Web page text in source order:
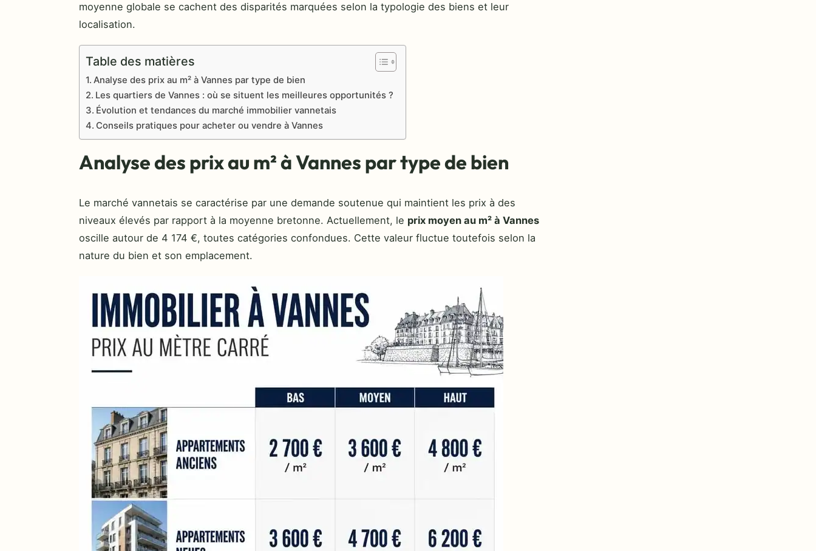
moyenne globale se cachent des disparités marquées selon la typologie des biens et leur
localisation.
Table des matières
Analyse des prix au m² à Vannes par type de bien
Les quartiers de Vannes : où se situent les meilleures opportunités ?
Évolution et tendances du marché immobilier vannetais
Conseils pratiques pour acheter ou vendre à Vannes
Analyse des prix au m² à Vannes par type de bien
Le marché vannetais se caractérise par une demande soutenue qui maintient les prix à des
niveaux élevés par rapport à la moyenne bretonne. Actuellement, le prix moyen au m² à Vannes
oscille autour de 4 174 €, toutes catégories confondues. Cette valeur fluctue toutefois selon la
nature du bien et son emplacement.